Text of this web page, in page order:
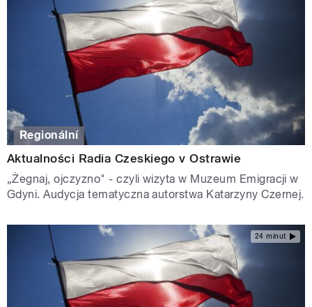
Regionální
Aktualności Radia Czeskiego v Ostrawie
„Żegnaj, ojczyzno" - czyli wizyta w Muzeum Emigracji w
Gdyni. Audycja tematyczna autorstwa Katarzyny Czernej.
24 minut